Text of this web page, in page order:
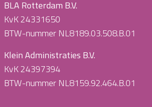
BLA Rotterdam B.V.
KvK 24331650
BTW-nummer NL8189.03.508.B.01
Klein Administraties B.V.
KvK 24397394
BTW-nummer NL8159.92.464.B.01